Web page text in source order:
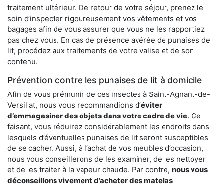
traitement ultérieur. De retour de votre séjour, prenez le
soin d’inspecter rigoureusement vos vêtements et vos
bagages afin de vous assurer que vous ne les rapportiez
pas chez vous. En cas de présence avérée de punaises de
lit, procédez aux traitements de votre valise et de son
contenu.
Prévention contre les punaises de lit à domicile
Afin de vous prémunir de ces insectes à Saint-Agnant-de-
Versillat, nous vous recommandions d’éviter
d’emmagasiner des objets dans votre cadre de vie. Ce
faisant, vous réduirez considérablement les endroits dans
lesquels d’éventuelles punaises de lit seront susceptibles
de se cacher. Aussi, à l’achat de vos meubles d’occasion,
nous vous conseillerons de les examiner, de les nettoyer
et de les traiter à la vapeur chaude. Par contre, nous vous
déconseillons vivement d’acheter des matelas